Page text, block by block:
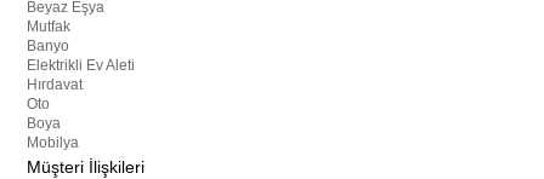
Beyaz Eşya
Mutfak
Banyo
Elektrikli Ev Aleti
Hırdavat
Oto
Boya
Mobilya
Müşteri İlişkileri